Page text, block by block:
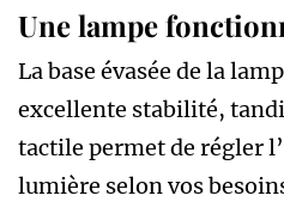
Une lampe
La base évasée de la
excellente stabilité,
tactile permet de régler
lumière selon vos